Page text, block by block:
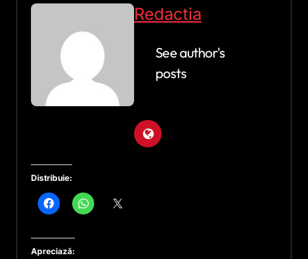
Redactia
See author's
posts
Distribuie:
Apreciază: